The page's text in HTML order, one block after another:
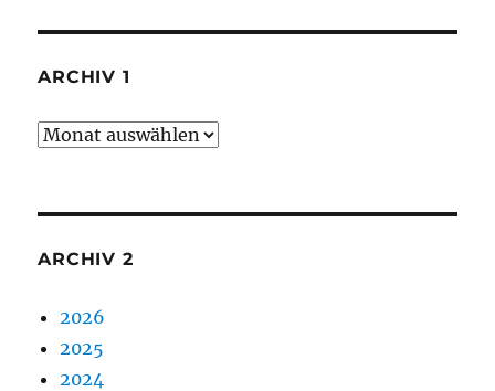
ARCHIV 1
Archiv
ARCHIV 2
2026
2025
2024